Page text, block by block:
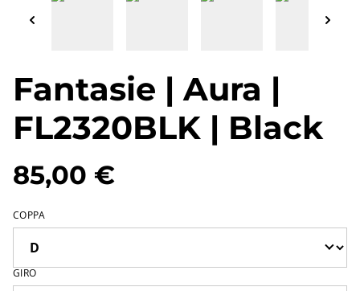
Fantasie | Aura |
FL2320BLK | Black
85,00 €
COPPA
GIRO